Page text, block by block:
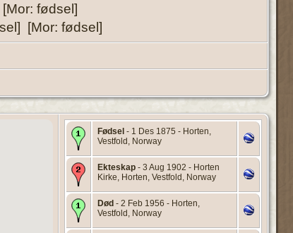
fødsel]
[Mor: fødsel]
Fødsel - 1 Des 1875 - Horten,
Vestfold, Norway
Ekteskap - 3 Aug 1902 - Horten
Kirke, Horten, Vestfold, Norway
Død - 2 Feb 1956 - Horten,
Vestfold, Norway